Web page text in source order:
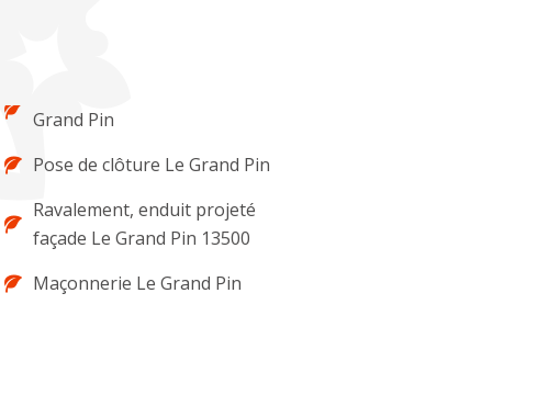
Grand Pin
Pose de clôture Le Grand Pin
Ravalement, enduit projeté
façade Le Grand Pin 13500
Maçonnerie Le Grand Pin